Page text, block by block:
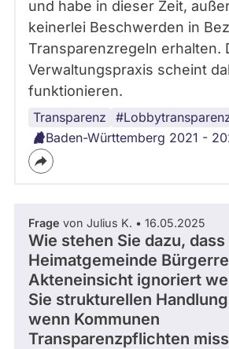
und habe in dieser Zeit,
keinerlei Beschwerden in
Transparenzregeln erhalten.
Verwaltungspraxis scheint
funktionieren.
Transparenz
Kommunalpolitik
Baden-Württemberg 2021 -
Frage von Julius K. • 16.05.2025
Wie stehen Sie dazu,
Heimatgemeinde
Akteneinsicht ignoriert
Sie strukturellen
wenn Kommunen
Transparenzpflichten